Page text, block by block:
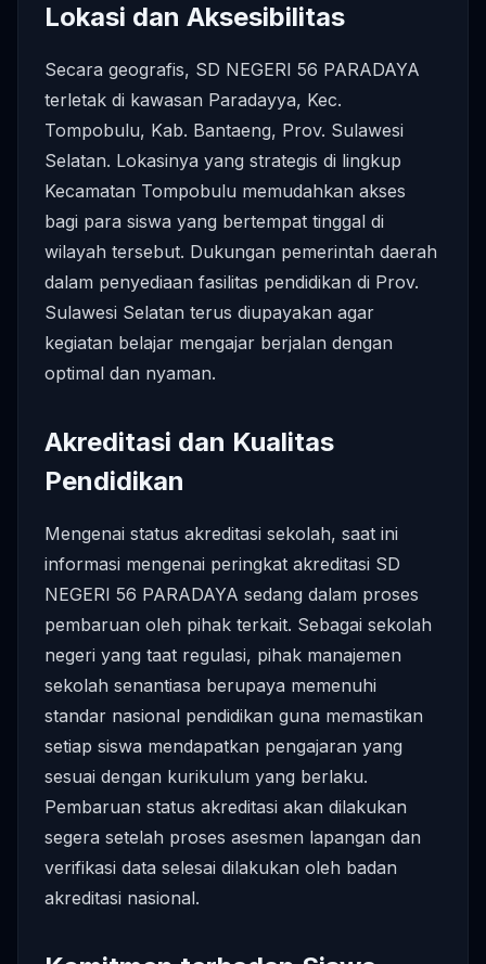
Lokasi dan Aksesibilitas
Secara geografis, SD NEGERI 56 PARADAYA
terletak di kawasan Paradayya, Kec.
Tompobulu, Kab. Bantaeng, Prov. Sulawesi
Selatan. Lokasinya yang strategis di lingkup
Kecamatan Tompobulu memudahkan akses
bagi para siswa yang bertempat tinggal di
wilayah tersebut. Dukungan pemerintah daerah
dalam penyediaan fasilitas pendidikan di Prov.
Sulawesi Selatan terus diupayakan agar
kegiatan belajar mengajar berjalan dengan
optimal dan nyaman.
Akreditasi dan Kualitas
Pendidikan
Mengenai status akreditasi sekolah, saat ini
informasi mengenai peringkat akreditasi SD
NEGERI 56 PARADAYA sedang dalam proses
pembaruan oleh pihak terkait. Sebagai sekolah
negeri yang taat regulasi, pihak manajemen
sekolah senantiasa berupaya memenuhi
standar nasional pendidikan guna memastikan
setiap siswa mendapatkan pengajaran yang
sesuai dengan kurikulum yang berlaku.
Pembaruan status akreditasi akan dilakukan
segera setelah proses asesmen lapangan dan
verifikasi data selesai dilakukan oleh badan
akreditasi nasional.